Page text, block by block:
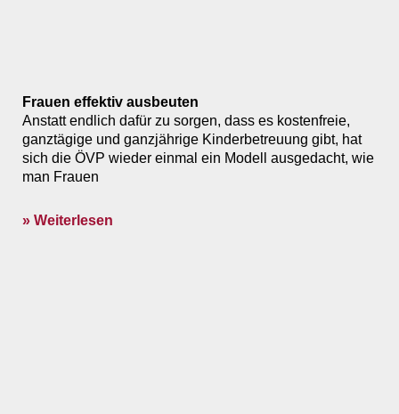
Frauen effektiv ausbeuten
Anstatt endlich dafür zu sorgen, dass es kostenfreie,
ganztägige und ganzjährige Kinderbetreuung gibt, hat
sich die ÖVP wieder einmal ein Modell ausgedacht, wie
man Frauen
» Weiterlesen